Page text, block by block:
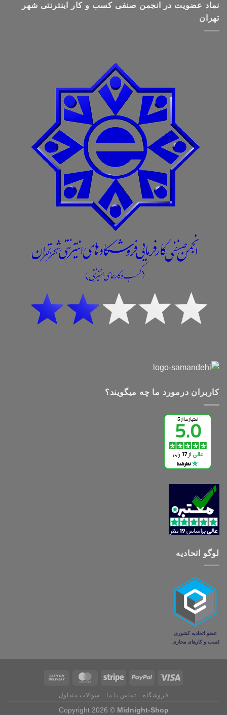
نماد عضویت در انجمن صنفی کسب و کار اینترنتی شهر
تهران
کاربران درمورد ما چه میگویند؟
لوگو اتحادیه
فروشگاه تماس با ما سوالات متداول
Copyright 2026 © Midnight-Shop